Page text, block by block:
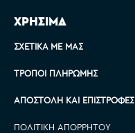
ΧΡΗΣΙΜΑ
ΣΧΕΤΙΚΆ ΜΕ ΜΑΣ
ΤΡΌΠΟΙ ΠΛΗΡΩΜΉΣ
ΑΠΟΣΤΟΛΉ ΚΑΙ ΕΠΙΣΤΡΟΦΈΣ
ΠΟΛΙΤΙΚΉ ΑΠΟΡΡΉΤΟΥ